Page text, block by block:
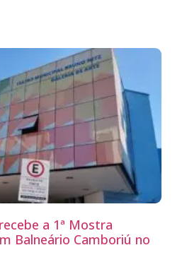
a 1ª Mostra
Balneário Camboriú no